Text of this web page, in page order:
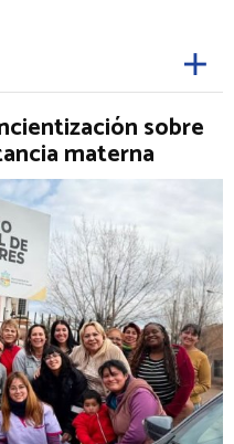
sobre
materna